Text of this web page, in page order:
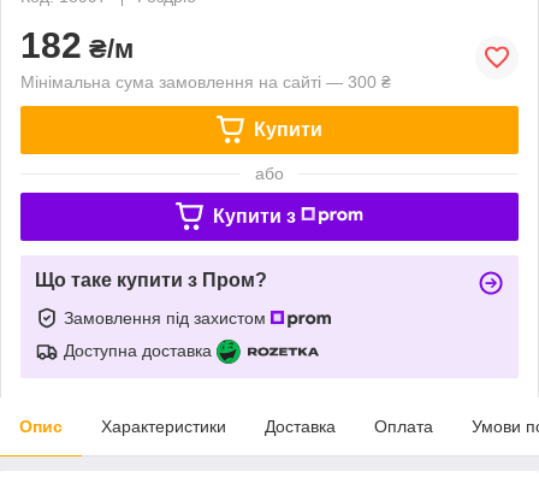
182 ₴/м
Мінімальна сума замовлення на сайті — 300 ₴
Купити
або
Купити з
Що таке купити з Пром?
Замовлення під захистом
Доступна доставка
Опис Характеристики Доставка Оплата Умови